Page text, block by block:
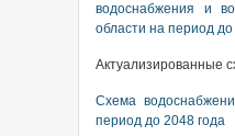
водоснабжения и
области на период
Актуализированные
Схема
период до 2048 года